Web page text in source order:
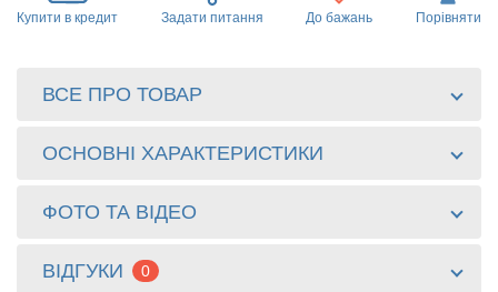
Купити в кредит Задати питання До бажань Порівняти
ВСЕ ПРО ТОВАР
ОСНОВНІ ХАРАКТЕРИСТИКИ
ФОТО ТА ВІДЕО
ВІДГУКИ 0